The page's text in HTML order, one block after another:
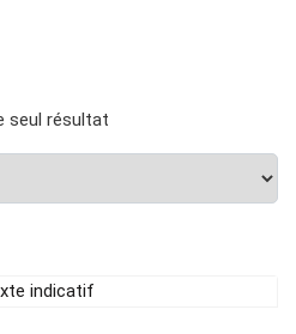
seul résultat